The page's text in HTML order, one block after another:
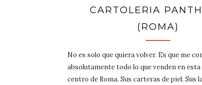
CARTOLERIA
(ROMA)
No es solo que quiera volver. Es que me
absolutamente todo lo que venden en
centro de Roma. Sus carteras de piel. Sus